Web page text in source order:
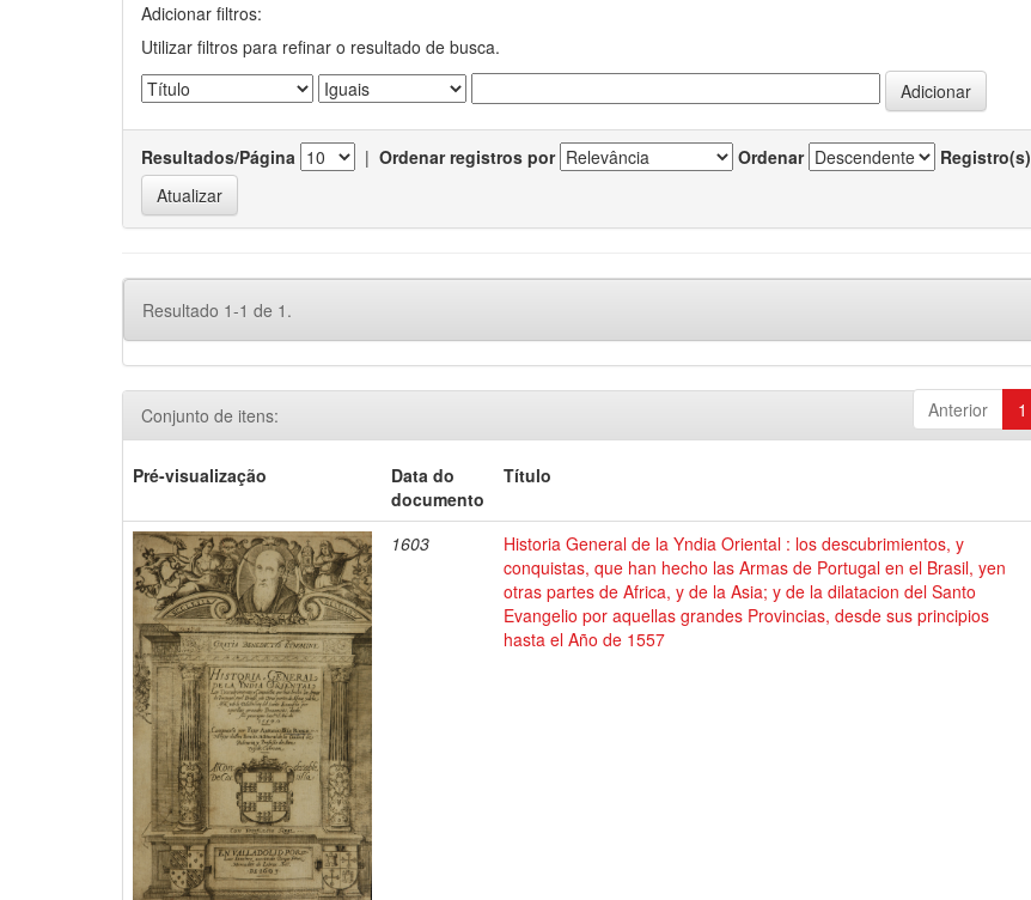
Adicionar filtros:
Utilizar filtros para refinar o resultado de busca.
Resultados/Página | Ordenar registros por Ordenar Registro(s)
Resultado 1-1 de 1.
Anterior 1
Conjunto de itens:
Pré-visualização
Data do
documento
Título
1603
Historia General de la Yndia Oriental : los descubrimientos, y
conquistas, que han hecho las Armas de Portugal en el Brasil, yen
otras partes de Africa, y de la Asia; y de la dilatacion del Santo
Evangelio por aquellas grandes Provincias, desde sus principios
hasta el Año de 1557